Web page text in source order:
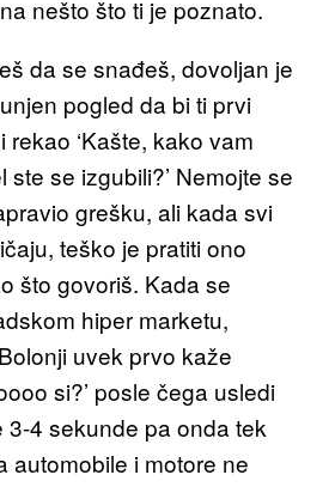
nešto što ti je poznato.
da se snađeš, dovoljan je
pogled da bi ti prvi
rekao ‘Kašte, kako vam
ste se izgubili?’ Nemojte se
grešku, ali kada svi
teško je pratiti ono
što govoriš. Kada se
hiper marketu,
uvek prvo kaže
si?’ posle čega usledi
3-4 sekunde pa onda tek
automobile i motore ne